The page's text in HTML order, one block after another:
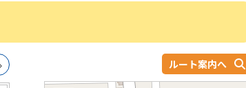
ルート案内へ